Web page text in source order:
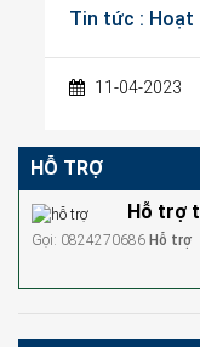
Tin tức : Hoạt
11-04-2023
HỖ TRỢ
Hỗ trợ
Gọi: 0824270686 Hỗ trợ